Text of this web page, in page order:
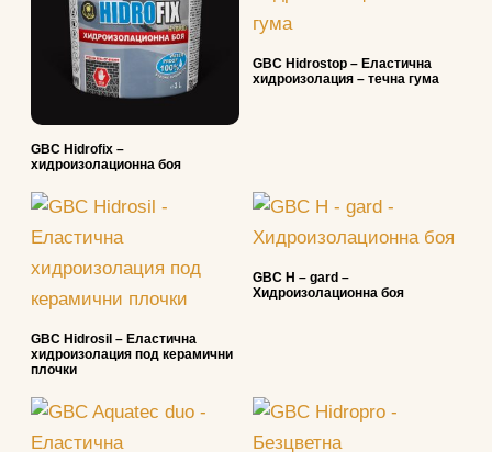
GBC Hidrofix –
хидроизолационна боя
GBC Hidrostop – Еластична
хидроизолация – течна гума
GBC Hidrosil – Еластична
хидроизолация под керамични
плочки
GBC H – gard –
Хидроизолационна боя